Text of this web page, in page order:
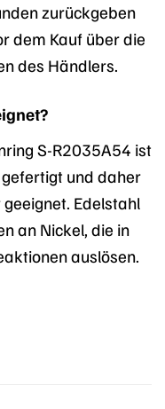
zurückgeben
dem Kauf über die
des Händlers.
S-R2035A54 ist
und daher
Edelstahl
an Nickel, die in
auslösen.